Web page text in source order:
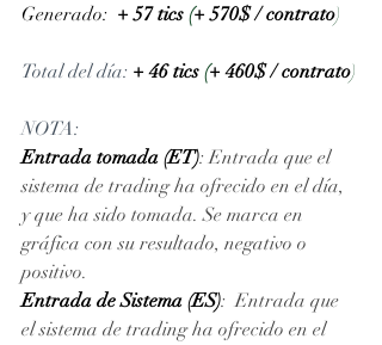
Generado: + 57 tics (+ 570$ / contrato)
Total del día: + 46 tics (+ 460$ / contrato)
NOTA:
Entrada tomada (ET): Entrada que el
sistema de trading ha ofrecido en el día,
y que ha sido tomada. Se marca en
gráfica con su resultado, negativo o
positivo.
Entrada de Sistema (ES):  Entrada que
el sistema de trading ha ofrecido en el